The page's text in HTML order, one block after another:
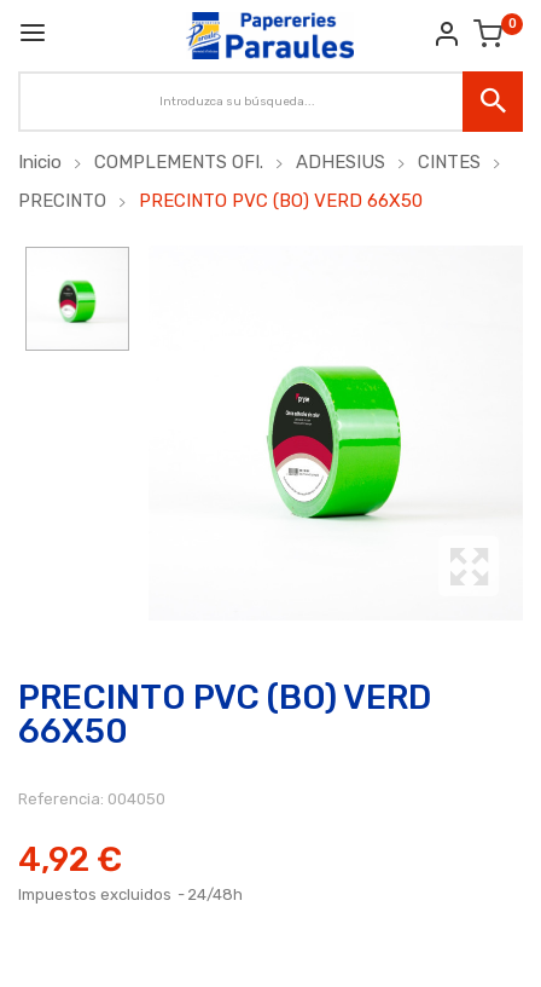
0
Inicio COMPLEMENTS OFI. ADHESIUS
CINTES
PRECINTO
PRECINTO PVC (BO) VERD 66X50
PRECINTO PVC (BO) VERD
66X50
Referencia: 004050
4,92 €
Impuestos excluidos 24/48h